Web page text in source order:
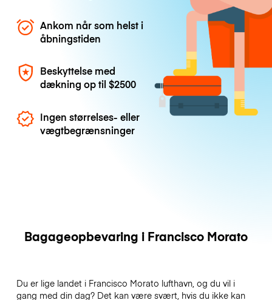
Ankom når som helst i
åbningstiden
Beskyttelse med
dækning op til$2500
Ingen størrelses- eller
vægtbegrænsninger
Bagageopbevaring i Francisco Morato
Du er lige landet i Francisco Morato lufthavn, og du vil i
gang med din dag? Det kan være svært, hvis du ikke kan